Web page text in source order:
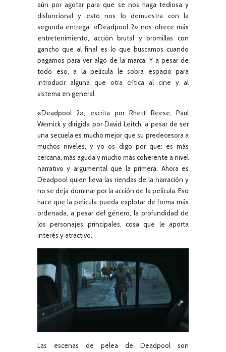
aún por agotar para que se nos haga tediosa y
disfuncional y esto nos lo demuestra con la
segunda entrega. «Deadpool 2» nos ofrece más
entretenimiento, acción brutal y bromillas con
gancho que al final es lo que buscamos cuando
pagamos para ver algo de la marca. Y a pesar de
todo eso, a la película le sobra espacio para
introducir alguna que otra crítica al cine y al
sistema en general.
«Deadpool 2», escrita por Rhett Reese, Paul
Wernick y dirigida por David Leitch, a pesar de ser
una secuela es mucho mejor que su predecesora a
muchos niveles, y yo os digo por que: es más
cercana, más aguda y mucho más coherente a nivel
narrativo y argumental que la primera. Ahora es
Deadpool quien lleva las riendas de la narración y
no se deja dominar por la acción de la película. Eso
hace que la película pueda explotar de forma más
ordenada, a pesar del género, la profundidad de
los personajes principales, cosa que le aporta
interés y atractivo.
Las escenas de pelea de Deadpool son